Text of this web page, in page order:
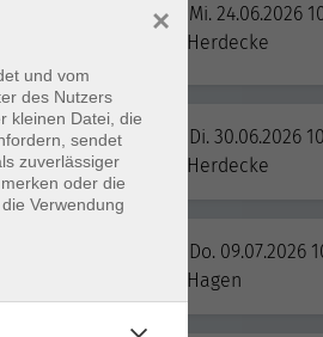
Mi. 24.06.2026
Herdecke
in Universitäten
Di. 30.06.2026
Herdecke
Do. 09.07.2026
Hagen
und vom
des Nutzers
kleinen Datei, die
sendet
zuverlässiger
oder die
Verwendung
×